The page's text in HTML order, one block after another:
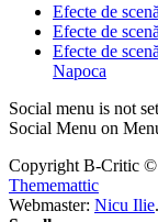
Efecte de
Efecte de
Efecte de
Napoca
Social menu is not
Social Menu on
Copyright B-Critic ©
Thememattic
Webmaster: Nicu Ilie